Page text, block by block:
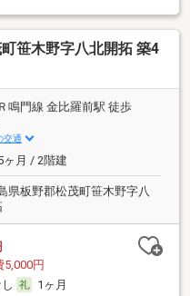
笹木野字八北開拓 築4
Ｒ鳴門線 金比羅前駅 徒歩
交通
ヶ月 / 2階建
県板野郡松茂町笹木野字八
5,000円
1ヶ月